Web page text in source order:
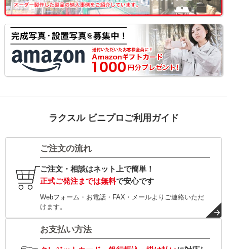
ラクスル ビニプロご利用ガイド
ご注文の流れ
ご注文・相談はネット上で簡単！
正式ご発注までは無料で安心です
Webフォーム・お電話・FAX・メールよりご連絡いただ
けます。
お支払い方法